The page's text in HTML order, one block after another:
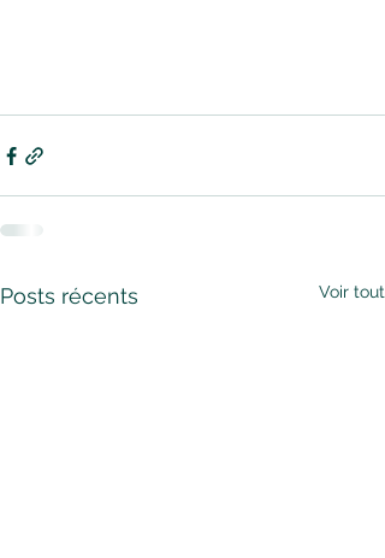
Posts récents Voir tout